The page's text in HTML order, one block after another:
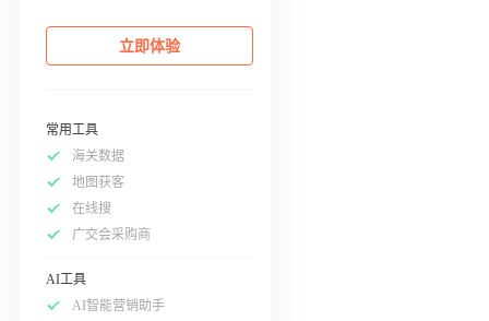
立即体验
常用工具
海关数据
地图获客
在线搜
广交会采购商
AI工具
AI智能营销助手